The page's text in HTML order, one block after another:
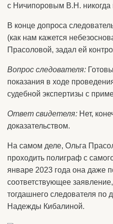
с Ничипоровым В.Н.
В конце допроса
(как нам кажется
Прасоловой, задал ей
Вопрос следователя:
показания в ходе
судебной экспертизы с
Ответ свидетеля: Нет,
доказательством.
На самом деле, Ольга
проходить полиграф с
январе 2023 года она даже
соответствующее
тогдашнего следователя по
Надежды Кибалиной.